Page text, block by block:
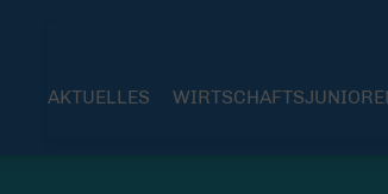
AKTUELLES